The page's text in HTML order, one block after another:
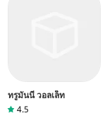
ทรูมันนี่ วอลเล็ท
4.5